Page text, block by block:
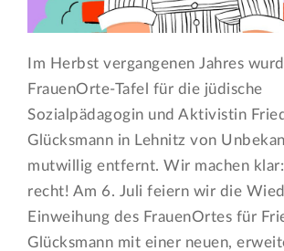
Im Herbst vergangenen Jahres
FrauenOrte-Tafel für die jüdische
Sozialpädagogin und Aktivistin
Glücksmann in Lehnitz von
mutwillig entfernt. Wir machen
recht! Am 6. Juli feiern wir die
Einweihung des FrauenOrtes für
Glücksmann mit einer neuen,